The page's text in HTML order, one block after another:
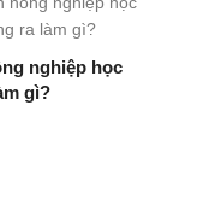
nghiệp học
gì?